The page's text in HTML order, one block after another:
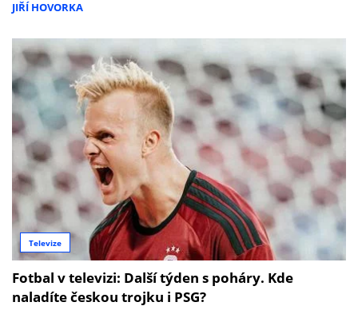
JIŘÍ HOVORKA
Televize
Fotbal v televizi: Další týden s poháry. Kde
naladíte českou trojku i PSG?